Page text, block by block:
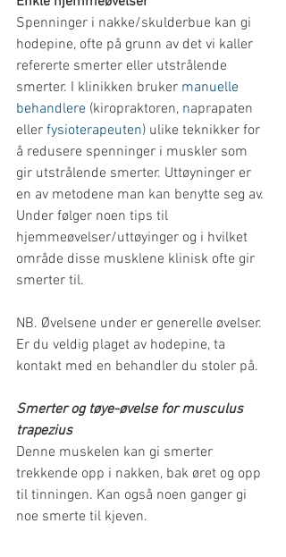
Spenninger i nakke/skulderbue kan gi
hodepine, ofte på grunn av det vi kaller
refererte smerter eller utstrålende
smerter. I klinikken bruker manuelle
behandlere (kiropraktoren, naprapaten
eller fysioterapeuten) ulike teknikker for
å redusere spenninger i muskler som
gir utstrålende smerter. Uttøyninger er
en av metodene man kan benytte seg av.
Under følger noen tips til
hjemmeøvelser/uttøyinger og i hvilket
område disse musklene klinisk ofte gir
smerter til.
NB. Øvelsene under er generelle øvelser.
Er du veldig plaget av hodepine, ta
kontakt med en behandler du stoler på.
Smerter og tøye-øvelse for musculus
trapezius
Denne muskelen kan gi smerter
trekkende opp i nakken, bak øret og opp
til tinningen. Kan også noen ganger gi
noe smerte til kjeven.